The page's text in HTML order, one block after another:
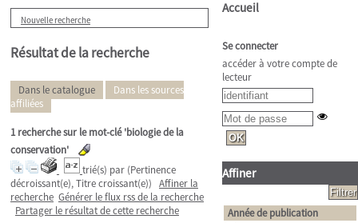
Nouvelle recherche
Résultat de la recherche
Dans le catalogue
Dans les sources
affiliées
1recherche sur le mot-clé'biologie de la
conservation'
trié(s) par (Pertinence
décroissant(e), Titre croissant(e)) Affiner la
recherche Générer le flux rss de la recherche
Partager le résultat de cette recherche
Accueil
Se connecter
accéder à votre compte de
lecteur
Affiner
Année de publication